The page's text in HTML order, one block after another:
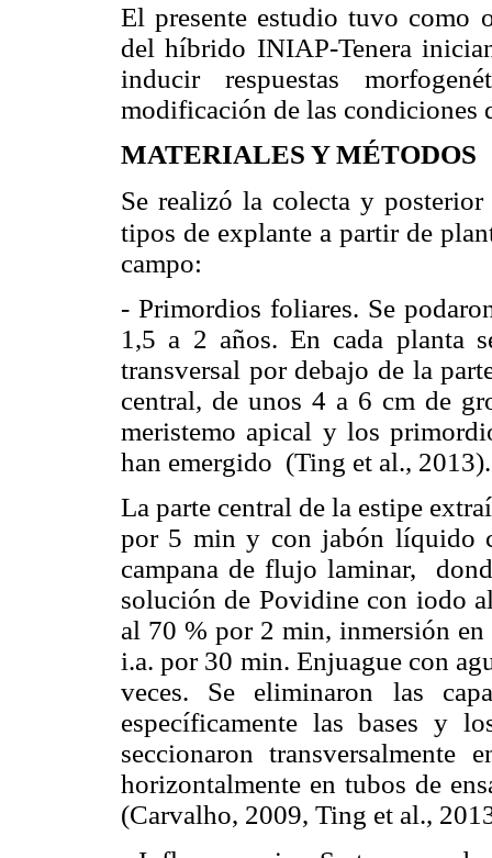
El presente estudio tuvo como
del híbrido INIAP-Tenera
inducir respuestas
modificación de las condiciones
MATERIALES Y MÉTODOS
Se realizó la colecta y
tipos de explante a partir de
campo:
- Primordios foliares. Se
1,5 a 2 años. En cada planta
transversal por debajo de la
central, de unos 4 a 6 cm de
meristemo apical y los
han emergido (Ting et al., 2013).
La parte central de la estipe
por 5 min y con jabón líquido
campana de flujo laminar,
solución de Povidine con iodo
al 70 % por 2 min, inmersión
i.a. por 30 min. Enjuague con
veces. Se eliminaron las
específicamente las bases y
seccionaron
horizontalmente en tubos de
(Carvalho, 2009, Ting et al.,